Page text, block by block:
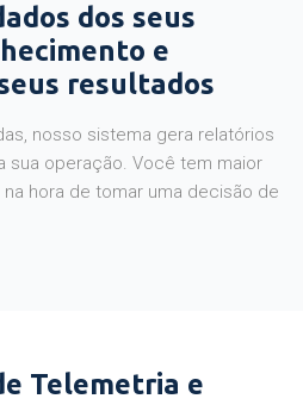
dos seus
e
resultados
nosso sistema gera relatórios
sua operação. Você tem maior
hora de tomar uma decisão de
Telemetria e